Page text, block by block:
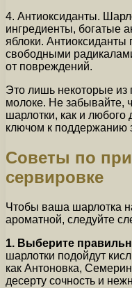
4. Антиоксиданты.
ингредиенты, богатые
яблоки.
свободными
от повреждений.
Это лишь некоторые из
молоке. Не забывайте,
шарлотки, как и любого
ключом к поддержанию
Советы по
сервировке
Чтобы ваша шарлотка
ароматной, следуйте
1. Выберите
шарлотки подойдут
как Антоновка,
десерту сочность и